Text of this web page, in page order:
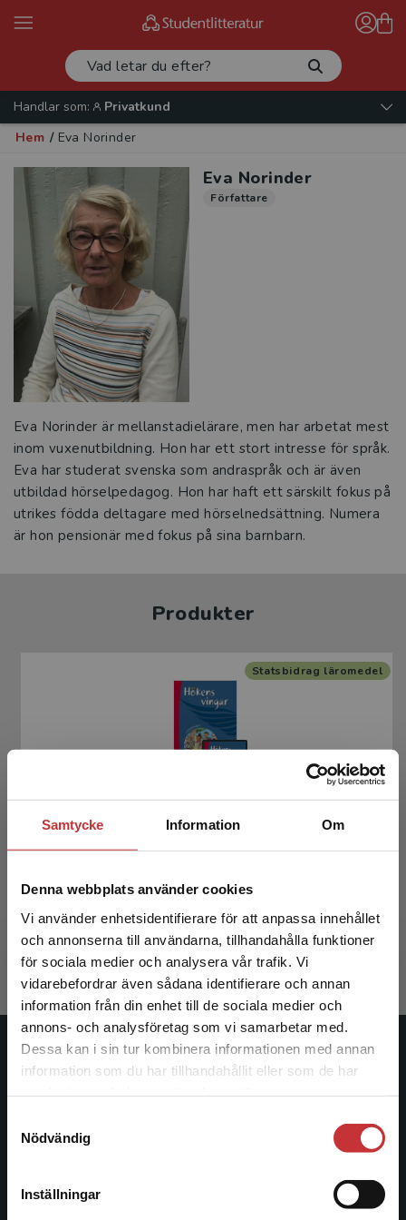
Samtycke Information Om
Denna webbplats använder cookies
Vi använder enhetsidentifierare för att anpassa innehållet
och annonserna till användarna, tillhandahålla funktioner
för sociala medier och analysera vår trafik. Vi
vidarebefordrar även sådana identifierare och annan
information från din enhet till de sociala medier och
annons- och analysföretag som vi samarbetar med.
Dessa kan i sin tur kombinera informationen med annan
information som du har tillhandahållit eller som de har
Nödvändig
Inställningar
Begränsad fraktregion
Det verkar som att du besöker
studentlitteratur.se via en enhet utanför Sverige.
Vi erbjuder inte leveranser utanför Sverige. För
att kunna slutföra ett köp måste
Handlar som:
Privatkund
Hem / Eva Norinder
Eva Norinder
Författare
Eva Norinder är mellanstadielärare, men har arbetat mest
inom vuxenutbildning. Hon har ett stort intresse för språk.
Eva har studerat svenska som andraspråk och är även
utbildad hörselpedagog. Hon har haft ett särskilt fokus på
utrikes födda deltagare med hörselnedsättning. Numera
är hon pensionär med fokus på sina barnbarn.
Produkter
Hökens vingar Lärarpaket - Tryckt bok +
Digital lärarlicens 36 mån
Pihlgren, Ann
1 046 krinkl. moms
Exkl. moms: 987 kr
Statsbidrag läromedel
Studentlitteratur
Studentlitteratur grundades 1963 och är idag Sveriges
ledande utbildningsförlag. Med läromedel, kurslitteratur,
facklitteratur, utbildningar och digitala
längs hela kunskapsresan.